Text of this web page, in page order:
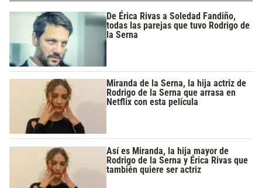
De Érica Rivas a Soledad Fandiño,
todas las parejas que tuvo Rodrigo de
la Serna
Miranda de la Serna, la hija actriz de
Rodrigo de la Serna que arrasa en
Netflix con esta película
Así es Miranda, la hija mayor de
Rodrigo de la Serna y Érica Rivas que
también quiere ser actriz